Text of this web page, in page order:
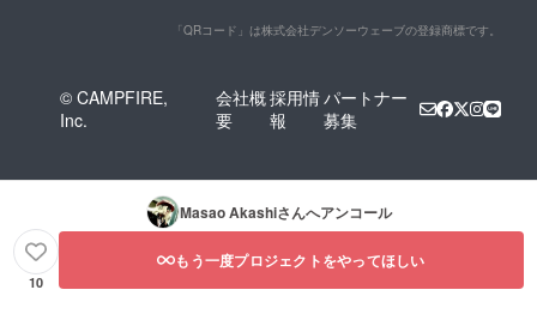
「QRコード」は株式会社デンソーウェーブの登録商標です。
© CAMPFIRE,
Inc.
会社概
要
採用情
報
パートナー
募集
Masao Akashiさんへアンコール
10
もう一度プロジェクトをやってほしい